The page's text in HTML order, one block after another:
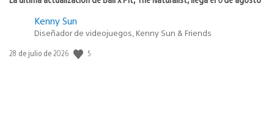
Kenny Sun
Diseñador de videojuegos, Kenny Sun & Friends
Fecha
28 de julio de 2026 5